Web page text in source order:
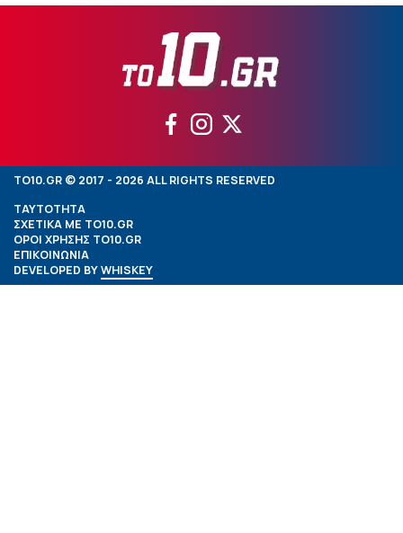
TO10.GR © 2017 - 2026 ALL RIGHTS RESERVED
ΤΑΥΤΟΤΗΤΑ
ΣΧΕΤΙΚΑ ΜΕ TO10.GR
ΟΡΟΙ ΧΡΗΣΗΣ TO10.GR
ΕΠΙΚΟΙΝΩΝΙΑ
DEVELOPED BYWHISKEY